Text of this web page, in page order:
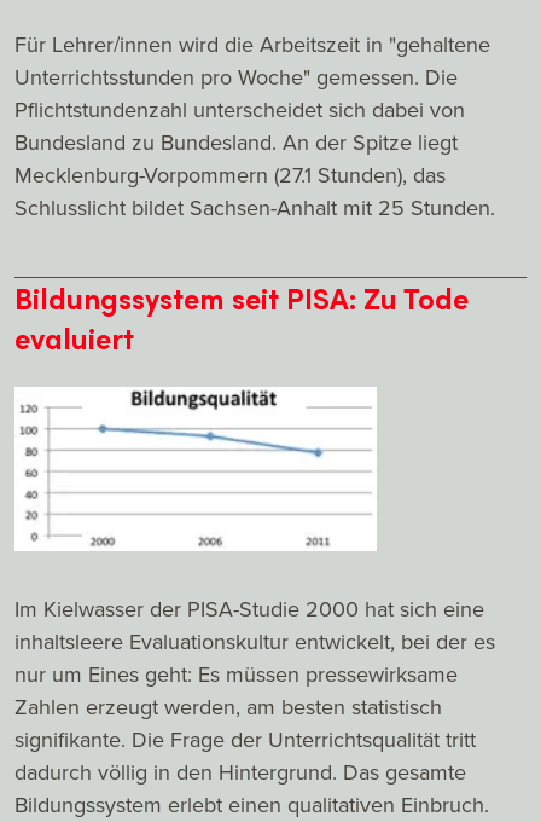
Für Lehrer/innen wird die Arbeitszeit in "gehaltene
Unterrichtsstunden pro Woche" gemessen. Die
Pflichtstundenzahl unterscheidet sich dabei von
Bundesland zu Bundesland. An der Spitze liegt
Mecklenburg-Vorpommern (27.1 Stunden), das
Schlusslicht bildet Sachsen-Anhalt mit 25 Stunden.
Bildungssystem seit PISA: Zu Tode
evaluiert
Im Kielwasser der PISA-Studie 2000 hat sich eine
inhaltsleere Evaluationskultur entwickelt, bei der es
nur um Eines geht: Es müssen pressewirksame
Zahlen erzeugt werden, am besten statistisch
signifikante. Die Frage der Unterrichtsqualität tritt
dadurch völlig in den Hintergrund. Das gesamte
Bildungssystem erlebt einen qualitativen Einbruch.